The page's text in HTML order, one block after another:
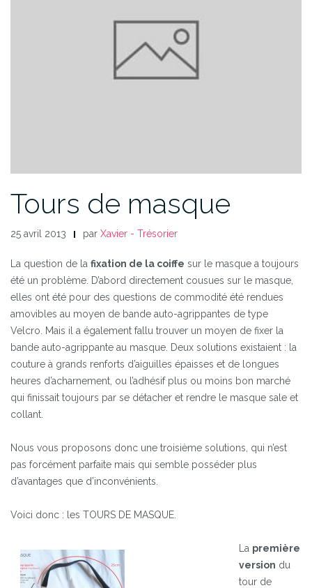
Tours de masque
25 avril 2013 par Xavier - Trésorier
La question de la fixation de la coiffe sur le masque a toujours
été un problème. D’abord directement cousues sur le masque,
elles ont été pour des questions de commodité été rendues
amovibles au moyen de bande auto-agrippantes de type
Velcro. Mais il a également fallu trouver un moyen de fixer la
bande auto-agrippante au masque. Deux solutions existaient : la
couture à grands renforts d’aiguilles épaisses et de longues
heures d’acharnement, ou l’adhésif plus ou moins bon marché
qui finissait toujours par se détacher et rendre le masque sale et
collant.
Nous vous proposons donc une troisième solutions, qui n’est
pas forcément parfaite mais qui semble posséder plus
d’avantages que d’inconvénients.
Voici donc : les TOURS DE MASQUE.
La première
version du
tour de